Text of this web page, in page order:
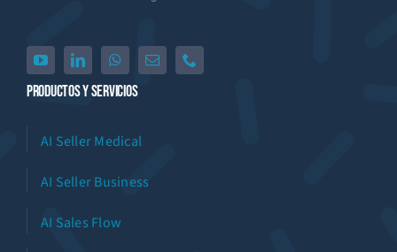
Productos Y Servicios
AI Seller Medical
AI Seller Business
AI Sales Flow